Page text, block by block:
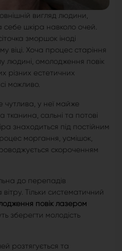
вигляд людини,
шкіра навколо очей.
зморшок іноді
віці. Хоча процес старіння
людині, омолодження повік
різних естетичних
можливо.
чутлива, у неї майже
тканина, сальні та потові
знаходиться під постійним
моргання, усмішок,
скороченням
до перепадів
Тільки систематичний
повік лазером
зберегти молодість
розтягується та